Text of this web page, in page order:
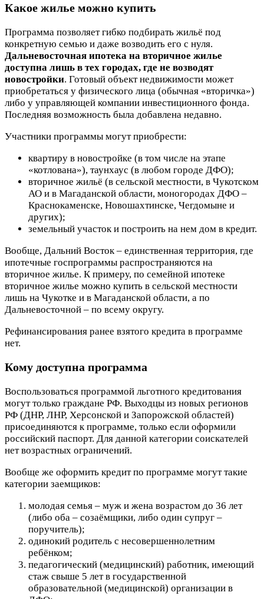
Какое жилье можно купить
Программа позволяет гибко подбирать жильё под
конкретную семью и даже возводить его с нуля.
Дальневосточная ипотека на вторичное жилье
доступна лишь в тех городах, где не возводят
новостройки. Готовый объект недвижимости может
приобретаться у физического лица (обычная «вторичка»)
либо у управляющей компании инвестиционного фонда.
Последняя возможность была добавлена недавно.
Участники программы могут приобрести:
квартиру в новостройке (в том числе на этапе
«котлована»), таунхаус (в любом городе ДФО);
вторичное жильё (в сельской местности, в Чукотском
АО и в Магаданской области, моногородах ДФО –
Краснокаменске, Новошахтинске, Чегдомыне и
других);
земельный участок и построить на нем дом в кредит.
Вообще, Дальний Восток – единственная территория, где
ипотечные госпрограммы распространяются на
вторичное жилье. К примеру, по семейной ипотеке
вторичное жилье можно купить в сельской местности
лишь на Чукотке и в Магаданской области, а по
Дальневосточной – по всему округу.
Рефинансирования ранее взятого кредита в программе
нет.
Кому доступна программа
Воспользоваться программой льготного кредитования
могут только граждане РФ. Выходцы из новых регионов
РФ (ДНР, ЛНР, Херсонской и Запорожской областей)
присоединяются к программе, только если оформили
российский паспорт. Для данной категории соискателей
нет возрастных ограничений.
Вообще же оформить кредит по программе могут такие
категории заемщиков:
молодая семья – муж и жена возрастом до 36 лет
(либо оба – созаёмщики, либо один супруг –
поручитель);
одинокий родитель с несовершеннолетним
ребёнком;
педагогический (медицинский) работник, имеющий
стаж свыше 5 лет в государственной
образовательной (медицинской) организации в